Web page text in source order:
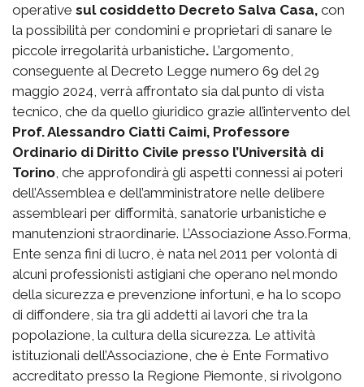
operative sul cosiddetto Decreto Salva Casa, con
la possibilità per condomini e proprietari di sanare le
piccole irregolarità urbanistiche. L’argomento,
conseguente al Decreto Legge numero 69 del 29
maggio 2024, verrà affrontato sia dal punto di vista
tecnico, che da quello giuridico grazie all’intervento del
Prof. Alessandro Ciatti Caimi, Professore
Ordinario di Diritto Civile presso l’Università di
Torino , che approfondirà gli aspetti connessi ai poteri
dell’Assemblea e dell’amministratore nelle delibere
assembleari per difformità, sanatorie urbanistiche e
manutenzioni straordinarie. L’Associazione Asso.Forma,
Ente senza fini di lucro, è nata nel 2011 per volontà di
alcuni professionisti astigiani che operano nel mondo
della sicurezza e prevenzione infortuni, e ha lo scopo
di diffondere, sia tra gli addetti ai lavori che tra la
popolazione, la cultura della sicurezza. Le attività
istituzionali dell’Associazione, che è Ente Formativo
accreditato presso la Regione Piemonte, si rivolgono